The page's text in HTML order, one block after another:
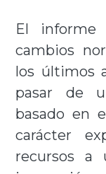
El informe
cambios
los últimos
pasar de
basado en
carácter
recursos a